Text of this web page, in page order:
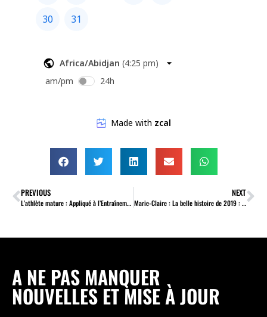
PREVIOUS
L’athlète mature : Appliqué à l’Entraînement!
NEXT
Marie-Claire : La belle histoire de 2019 : Partie 1 : Douleurs au Dos!
A NE PAS MANQUER
NOUVELLES ET MISE À JOUR